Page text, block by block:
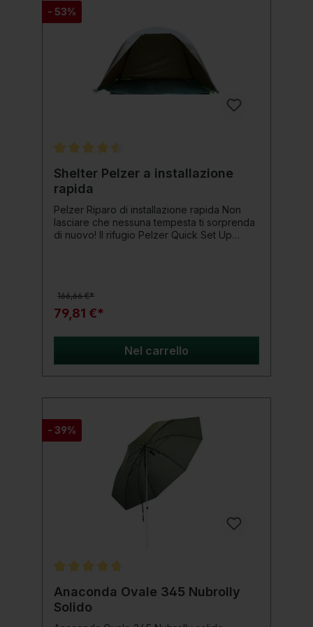
- 53%
Shelter Pelzer a installazione
rapida
Pelzer Riparo di installazione rapida Non
lasciare che nessuna tempesta ti sorprenda
di nuovo! Il rifugio Pelzer Quick Set Up
strappi. Il bordo laterale può essere
zavorrato con sabbia o pietre, ma sono
presenti anche occhielli per l'ancoraggio
della tenda. Dettagli del prodotto:
Dimensioni: 230x130x140 cm Dimensioni di
d'acqua di 5000 mm Pavimento rimovibile,
interamente in alluminio, verniciati a polvere
166,66 €*
79,81 €*
Nel carrello
- 39%
Anaconda Ovale 345 Nubrolly
Solido